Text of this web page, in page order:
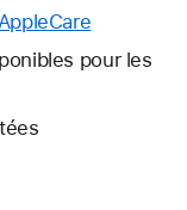
fenêtre
nouvelle
pour les